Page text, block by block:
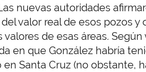
nuevas autoridades
valor real de esos pozos y
de esas áreas. Según
en que González habría
Santa Cruz (no obstante,